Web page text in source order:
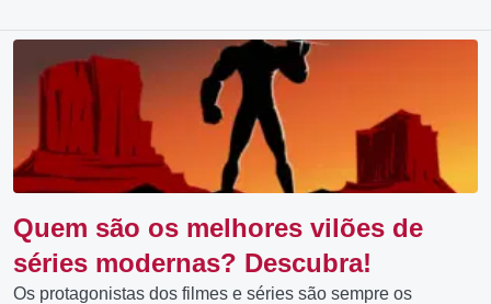
Quem são os melhores vilões de
séries modernas? Descubra!
Os protagonistas dos filmes e séries são sempre os